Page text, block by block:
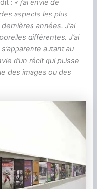
: « j’ai envie de
aspects les plus
années. J’ai
différentes. J’ai
autant au
d’un récit qui puisse
des images ou des